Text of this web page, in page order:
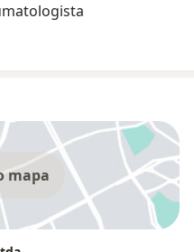
mapa